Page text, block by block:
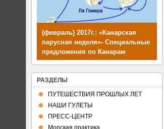
(февраль) 2017г.: «Канарская
парусная неделя»- Специальные
предложения по Канарам
РАЗДЕЛЫ
ПУТЕШЕСТВИЯ ПРОШЛЫХ ЛЕТ
НАШИ ГУЛЕТЫ
ПРЕСС-ЦЕНТР
Морская практика